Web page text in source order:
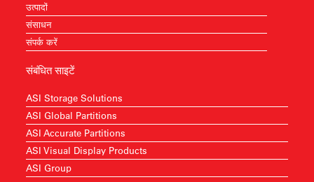
उत्पादों
संसाधन
संपर्क करें
संबंधित साइटें
ASI Storage Solutions
ASI Global Partitions
ASI Accurate Partitions
ASI Visual Display Products
ASI Group